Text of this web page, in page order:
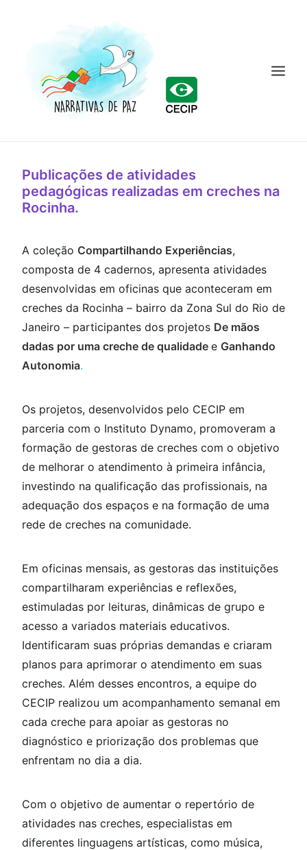
INÍCIO
CURSO
NOTÍCIAS
MATERIAIS
CECIP
2020-2022
Publicações de atividades
pedagógicas realizadas em creches na
Rocinha.
A coleção Compartilhando Experiências,
composta de 4 cadernos, apresenta atividades
desenvolvidas em oficinas que aconteceram em
creches da Rocinha – bairro da Zona Sul do Rio de
Janeiro – participantes dos projetos De mãos
dadas por uma creche de qualidade e Ganhando
Autonomia.
Os projetos, desenvolvidos pelo CECIP em
parceria com o Instituto Dynamo, promoveram a
formação de gestoras de creches com o objetivo
de melhorar o atendimento à primeira infância,
investindo na qualificação das profissionais, na
adequação dos espaços e na formação de uma
rede de creches na comunidade.
Em oficinas mensais, as gestoras das instituições
compartilharam experiências e reflexões,
estimuladas por leituras, dinâmicas de grupo e
acesso a variados materiais educativos.
Identificaram suas próprias demandas e criaram
planos para aprimorar o atendimento em suas
creches. Além desses encontros, a equipe do
CECIP realizou um acompanhamento semanal em
cada creche para apoiar as gestoras no
diagnóstico e priorização dos problemas que
enfrentam no dia a dia.
Com o objetivo de aumentar o repertório de
atividades nas creches, especialistas em
diferentes linguagens artísticas, como música,